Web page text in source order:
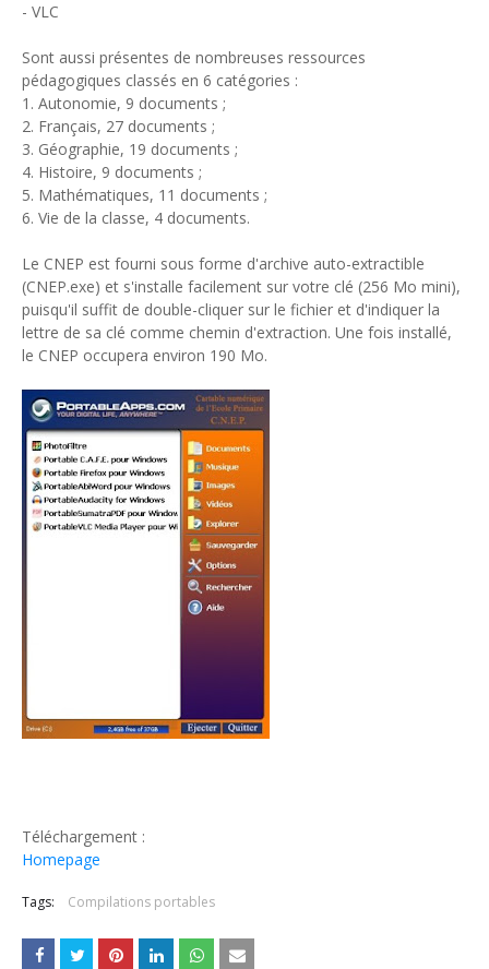
- VLC
Sont aussi présentes de nombreuses ressources
pédagogiques classés en 6 catégories :
1. Autonomie, 9 documents ;
2. Français, 27 documents ;
3. Géographie, 19 documents ;
4. Histoire, 9 documents ;
5. Mathématiques, 11 documents ;
6. Vie de la classe, 4 documents.
Le CNEP est fourni sous forme d'archive auto-extractible
(CNEP.exe) et s'installe facilement sur votre clé (256 Mo mini),
puisqu'il suffit de double-cliquer sur le fichier et d'indiquer la
lettre de sa clé comme chemin d'extraction. Une fois installé,
le CNEP occupera environ 190 Mo.
Téléchargement :
Homepage
Tags: Compilations portables